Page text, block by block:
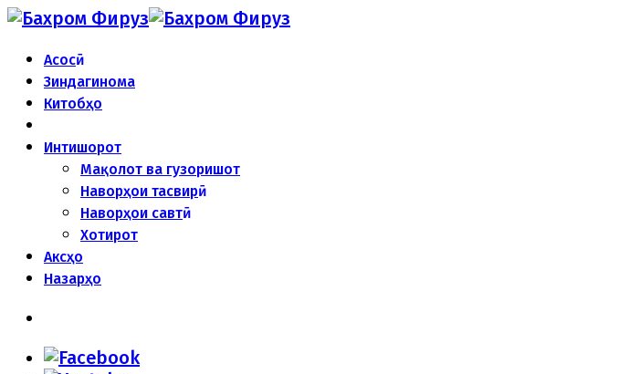
Асосӣ
Зиндагинома
Китобҳо
Интишорот
Мақолот ва гузоришот
Наворҳои тасвирӣ
Наворҳои савтӣ
Хотирот
Аксҳо
Назарҳо